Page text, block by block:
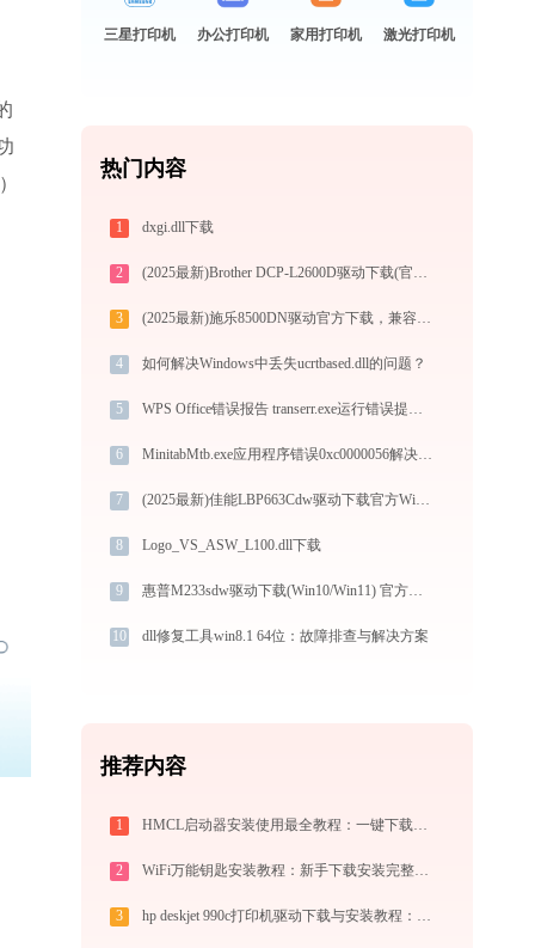
三星打印机 办公打印机 家用打印机 激光打印机
热门内容
1 dxgi.dll下载
2 (2025最新)Brother DCP-L2600D驱动下载(官方Win10/Win11)
3 (2025最新)施乐8500DN驱动官方下载，兼容Win10/Win11安全安装
4 如何解决Windows中丢失ucrtbased.dll的问题？
5 WPS Office错误报告 transerr.exe运行错误提示0xc000000d的解决办法
6 MinitabMtb.exe应用程序错误0xc0000056解决方法
7 (2025最新)佳能LBP663Cdw驱动下载官方Win10/Win11支持
8 Logo_VS_ASW_L100.dll下载
9 惠普M233sdw驱动下载(Win10/Win11) 官方安全安装图文教程
10 dll修复工具win8.1 64位：故障排查与解决方案
推荐内容
1 HMCL启动器安装使用最全教程：一键下载我的世界，轻松搞定Mod与Java配置
2 WiFi万能钥匙安装教程：新手下载安装完整图文步骤
3 hp deskjet 990c打印机驱动下载与安装教程：新手也能轻松搞定